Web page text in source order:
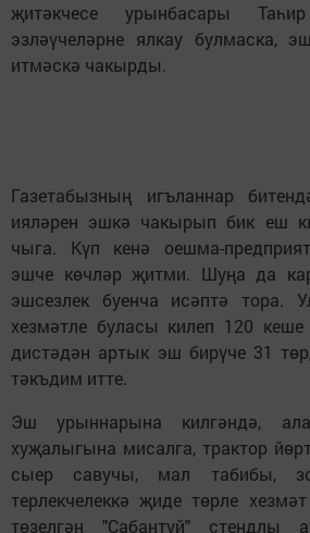
җитәкчесе урынбасары
эзләүчеләрне ялкау булмаска,
итмәскә чакырды.
Газетабызның игъланнар
ияләрен эшкә чакырып бик еш
чыга. Күп кенә оешма-
эшче көчләр җитми. Шуңа да
эшсезлек буенча исәптә тора.
хезмәтле буласы килеп 120 кеше
дистәдән артык эш бирүче 31
тәкъдим итте.
Эш урыннарына килгәндә,
хуҗалыгына мисалга, трактор
сыер савучы, мал табибы,
терлекчелеккә җиде төрле
төзелгән "Сабантуй" стендлы